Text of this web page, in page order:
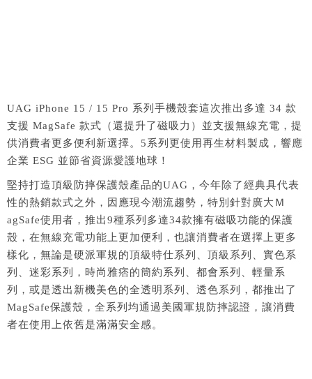
UAG iPhone 15 / 15 Pro 系列手機殼套這次推出多達 34 款
支援 MagSafe 款式（還提升了磁吸力）並支援無線充電，提
供消費者更多便利新選擇。5系列更使用再生材料製成，響應
企業 ESG 並節省資源愛護地球！
堅持打造頂級防摔保護殼產品的UAG，今年除了經典具代表
性的熱銷款式之外，因應現今潮流趨勢，特別針對廣大Ｍ
agSafe使用者，推出9種系列多達34款擁有磁吸功能的保護
殼，在無線充電功能上更加便利，也讓消費者在選擇上更多
樣化，無論是硬派軍規的頂級特仕系列、頂級系列、實色系
列、迷彩系列，時尚雅痞的簡約系列、都會系列、輕量系
列，或是透出新機美色的全透明系列、透色系列，都推出了
MagSafe保護殼，全系列均通過美國軍規防摔認證，讓消費
者在使用上依舊是滿滿安全感。